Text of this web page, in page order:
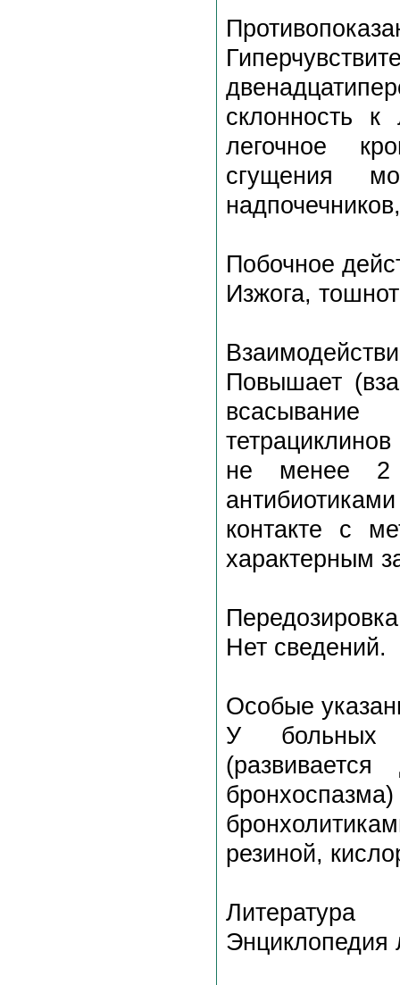
склонность к
легочное
сгущения
Побочное
Изжога,
Повышает
не менее 2
контакте с
характерным
Передозировка
Нет сведений.
Особые
У больных
резиной,
Литература
Энциклопедия